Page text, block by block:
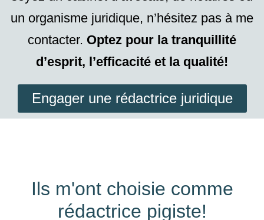
un organisme juridique, n’hésitez pas à me
contacter. Optez pour la tranquillité
d’esprit, l’efficacité et la qualité!
Engager une rédactrice juridique
Ils m'ont choisie comme
rédactrice pigiste!